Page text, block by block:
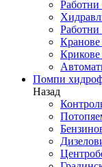
Работни
Кранове
Крикове
Помпи
Назад